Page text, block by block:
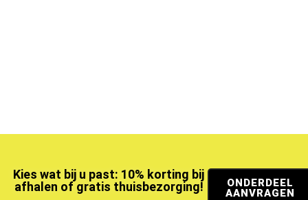
Kies wat bij u past: 10% korting bij
afhalen of gratis thuisbezorging!
ONDERDEEL
AANVRAGEN